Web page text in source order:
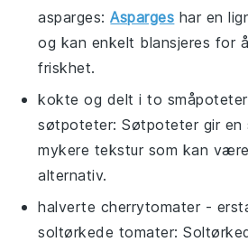
asparges:Asparges har en
og kan enkelt blansjeres for
friskhet.
kokte og delt i to småpoteter
søtpoteter: Søtpoteter gir en
mykere tekstur som kan
alternativ.
halverte cherrytomater -
soltørkede tomater: